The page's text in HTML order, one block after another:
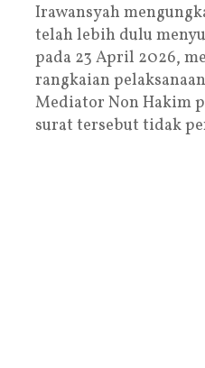
Irawansyah
telah lebih dulu
pada 23 April 2026,
rangkaian
Mediator Non Hakim
surat tersebut tidak